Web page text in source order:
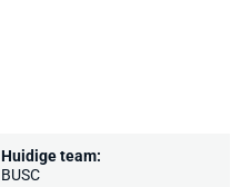
Huidige team:
BUSC